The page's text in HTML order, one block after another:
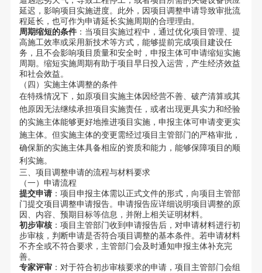
延迟，影响项目实施进度。此外，因项目调整申请导致审批流
程延长，也可作为申请延长实施周期的合理理由。
周期缩短的条件：当项目实施过程中，通过优化项目管理、提
高施工效率或采用新技术等方式，能够提前完成项目建设任
务，且不会影响项目质量和安全时，申报主体可申请缩短实施
周期。缩短实施周期有助于项目早日投入运营，产生经济效益
和社会效益。
（四）实施主体调整的条件
在特殊情况下，如原项目实施主体因经营不善、破产清算或其
他原因无法继续承担项目实施责任，或者出现更具实力和经验
的实施主体能够更好地推进项目实施，申报主体可申请变更实
施主体。但实施主体的变更需经过项目主管部门的严格审批，
确保新的实施主体具备相应的资质和能力，能够保障项目的顺
利实施。
三、项目调整申请的流程与材料要求
（一）申请流程
提交申请：项目申报主体需以正式文件的形式，向项目主管部
门提交项目调整申请报告。申请报告应详细说明项目调整的原
因、内容、预期目标等信息，并附上相关证明材料。
初步审核：项目主管部门收到申请报告后，对申请材料进行初
步审核，判断申请是否符合项目调整的基本条件。若申请材料
不齐全或不符合要求，主管部门会及时通知申报主体补充完
善。
专家评审：对于符合初步审核要求的申请，项目主管部门会组